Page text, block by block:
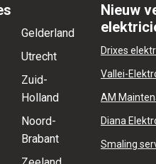
Gelderland
Utrecht
Zuid-
Holland
Noord-
Brabant
Nieuw
Drixes
Vallei-
AM
Diana
Smaling